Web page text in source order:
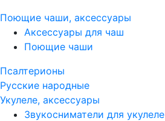
Поющие чаши, аксессуары
Аксессуары для чаш
Поющие чаши
Псалтерионы
Русские народные
Укулеле, аксессуары
Звукосниматели для укулеле